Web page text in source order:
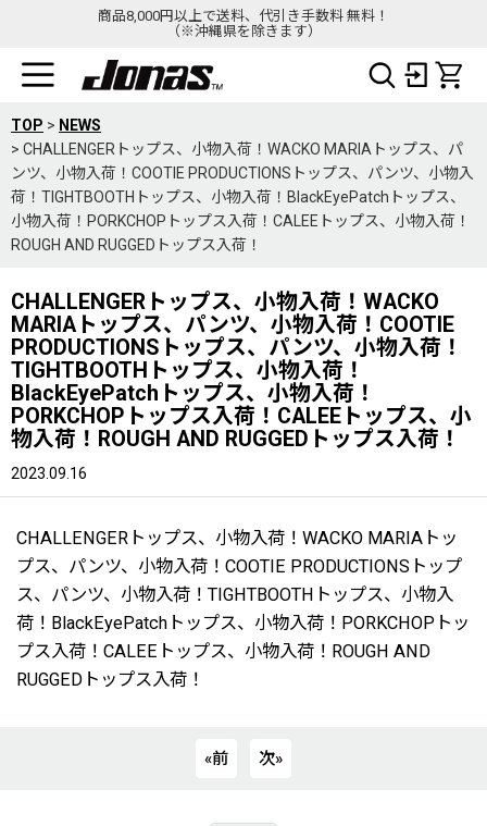
商品8,000円以上で送料、代引き手数料 無料！
（※沖縄県を除きます）
TOP > NEWS
> CHALLENGERトップス、小物入荷！WACKO MARIAトップス、パ
ンツ、小物入荷！COOTIE PRODUCTIONSトップス、パンツ、小物入
荷！TIGHTBOOTHトップス、小物入荷！BlackEyePatchトップス、
小物入荷！PORKCHOPトップス入荷！CALEEトップス、小物入荷！
ROUGH AND RUGGEDトップス入荷！
CHALLENGERトップス、小物入荷！WACKO
MARIAトップス、パンツ、小物入荷！COOTIE
PRODUCTIONSトップス、パンツ、小物入荷！
TIGHTBOOTHトップス、小物入荷！
BlackEyePatchトップス、小物入荷！
PORKCHOPトップス入荷！CALEEトップス、小
物入荷！ROUGH AND RUGGEDトップス入荷！
2023.09.16
CHALLENGERトップス、小物入荷！WACKO MARIAトッ
プス、パンツ、小物入荷！COOTIE PRODUCTIONSトップ
ス、パンツ、小物入荷！TIGHTBOOTHトップス、小物入
荷！BlackEyePatchトップス、小物入荷！PORKCHOPトッ
プス入荷！CALEEトップス、小物入荷！ROUGH AND
RUGGEDトップス入荷！
«前 次»